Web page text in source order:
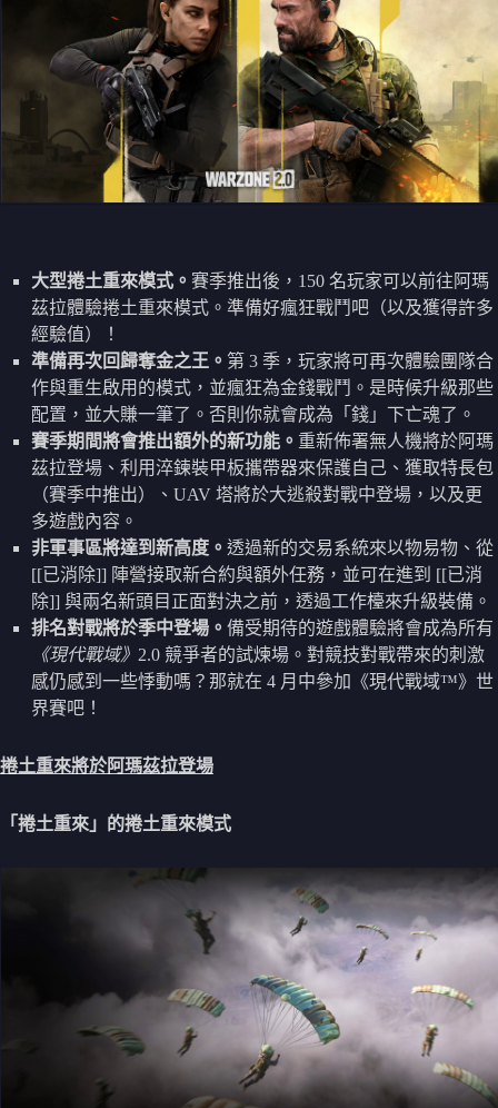
大型捲土重來模式。 賽季推出後，150 名玩家可以前往阿瑪
茲拉體驗捲土重來模式。準備好瘋狂戰鬥吧（以及獲得許多
經驗值）！
準備再次回歸奪金之王。 第 3 季，玩家將可再次體驗團隊合
作與重生啟用的模式，並瘋狂為金錢戰鬥。是時候升級那些
配置，並大賺一筆了。否則你就會成為「錢」下亡魂了。
賽季期間將會推出額外的新功能。 重新佈署無人機將於阿瑪
茲拉登場、利用淬鍊裝甲板攜帶器來保護自己、獲取特長包
（賽季中推出）、UAV 塔將於大逃殺對戰中登場，以及更
多遊戲內容。
非軍事區將達到新高度。 透過新的交易系統來以物易物、從
[[已消除]] 陣營接取新合約與額外任務，並可在進到 [[已消
除]] 與兩名新頭目正面對決之前，透過工作檯來升級裝備。
排名對戰將於季中登場。 備受期待的遊戲體驗將會成為所有
《現代戰域》 2.0 競爭者的試煉場。對競技對戰帶來的刺激
感仍感到一些悸動嗎？那就在 4 月中參加《現代戰域™》世
界賽吧！
捲土重來將於阿瑪茲拉登場
「捲土重來」的捲土重來模式